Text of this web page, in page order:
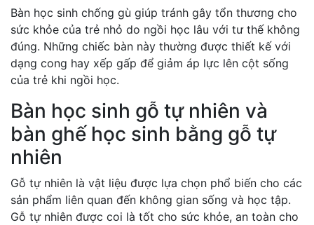
Bàn học sinh chống gù giúp tránh gây tổn thương cho
sức khỏe của trẻ nhỏ do ngồi học lâu với tư thế không
đúng. Những chiếc bàn này thường được thiết kế với
dạng cong hay xếp gấp để giảm áp lực lên cột sống
của trẻ khi ngồi học.
Bàn học sinh gỗ tự nhiên và
bàn ghế học sinh bằng gỗ tự
nhiên
Gỗ tự nhiên là vật liệu được lựa chọn phổ biến cho các
sản phẩm liên quan đến không gian sống và học tập.
Gỗ tự nhiên được coi là tốt cho sức khỏe, an toàn cho